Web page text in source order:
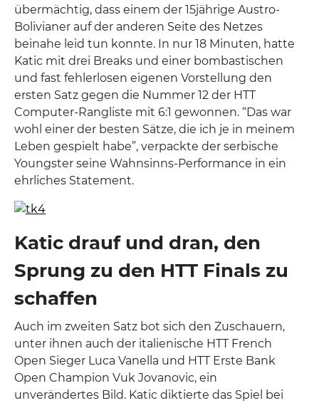
übermächtig, dass einem der 15jährige Austro-
Bolivianer auf der anderen Seite des Netzes
beinahe leid tun konnte. In nur 18 Minuten, hatte
Katic mit drei Breaks und einer bombastischen
und fast fehlerlosen eigenen Vorstellung den
ersten Satz gegen die Nummer 12 der HTT
Computer-Rangliste mit 6:1 gewonnen. “Das war
wohl einer der besten Sätze, die ich je in meinem
Leben gespielt habe”, verpackte der serbische
Youngster seine Wahnsinns-Performance in ein
ehrliches Statement.
Katic drauf und dran, den
Sprung zu den HTT Finals zu
schaffen
Auch im zweiten Satz bot sich den Zuschauern,
unter ihnen auch der italienische HTT French
Open Sieger Luca Vanella und HTT Erste Bank
Open Champion Vuk Jovanovic, ein
unverändertes Bild. Katic diktierte das Spiel bei